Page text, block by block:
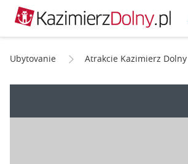
Ubytovanie Atrakcie Kazimierz Dolny